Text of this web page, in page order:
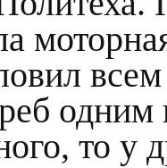
одним
то у